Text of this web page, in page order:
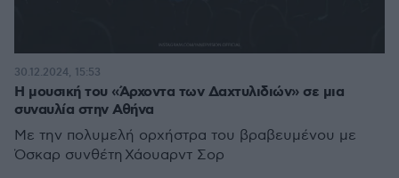
Η μουσική του «Άρχοντα των Δαχτυλιδιών» σε μια
συναυλία στην Αθήνα
Με την πολυμελή ορχήστρα του βραβευμένου με
Όσκαρ συνθέτη Χάουαρντ Σορ
30.12.2024, 15:53